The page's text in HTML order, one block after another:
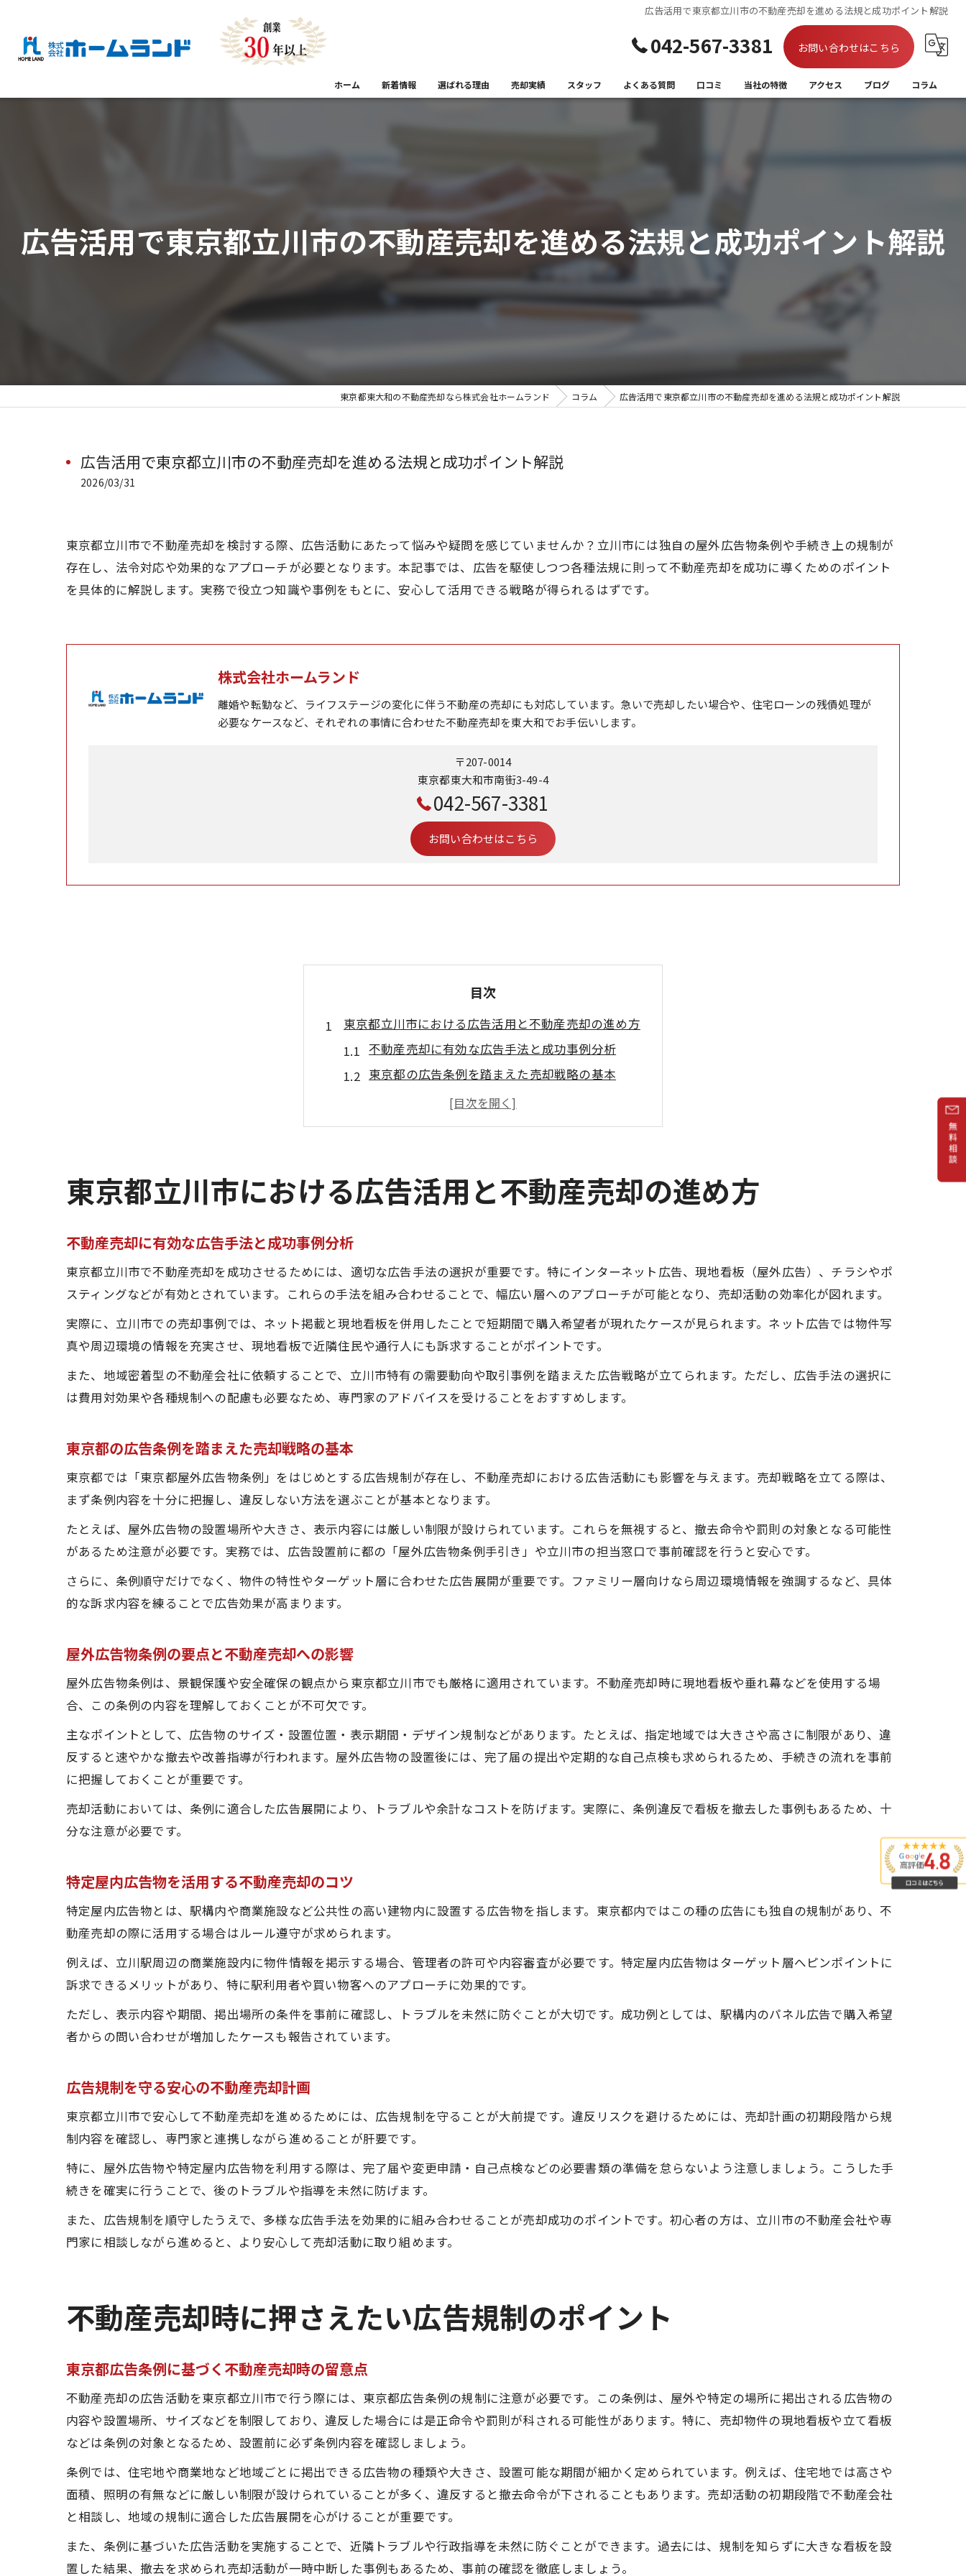
広告活用で東京都立川市の不動産売却を進める法規と成功ポイント解説
042-567-3381 お問い合わせはこちら
ホーム 新着情報 選ばれる理由 売却実績 スタッフ よくある質問 口コミ 当社の特徴
住み替え
アクセス ブログ コラム
広告活用で東京都立川市の不動産売却を進める法規と成功ポイント解説
東京都東大和の不動産売却なら株式会社ホームランド コラム 広告活用で東京都立川市の不動産売却を進める法規と成功ポイント解説
広告活用で東京都立川市の不動産売却を進める法規と成功ポイント解説
2026/03/31
東京都立川市で不動産売却を検討する際、広告活動にあたって悩みや疑問を感じていませんか？立川市には独自の屋外広告物条例や手続き上の規制が
存在し、法令対応や効果的なアプローチが必要となります。本記事では、広告を駆使しつつ各種法規に則って不動産売却を成功に導くためのポイント
を具体的に解説します。実務で役立つ知識や事例をもとに、安心して活用できる戦略が得られるはずです。
株式会社ホームランド
離婚や転勤など、ライフステージの変化に伴う不動産の売却にも対応しています。急いで売却したい場合や、住宅ローンの残債処理が
必要なケースなど、それぞれの事情に合わせた不動産売却を東大和でお手伝いします。
〒207-0014
東京都東大和市南街3-49-4
042-567-3381
お問い合わせはこちら
目次
東京都立川市における広告活用と不動産売却の進め方
不動産売却に有効な広告手法と成功事例分析
東京都の広告条例を踏まえた売却戦略の基本
屋外広告物条例の要点と不動産売却への影響
特定屋内広告物を活用する不動産売却のコツ
不動産売却時に押さえたい広告規制のポイント
東京都広告条例に基づく不動産売却時の留意点
自己点検を活かした安心の広告展開方法
屋外広告物変更申請と売却活動の関係性
屋外広告物条例に基づく売却戦略の実際
不動産売却を成功させる屋外広告の活用術
屋外広告物条例改正が売却活動へ与える影響
特定屋内広告物を取り入れた効果的な売却
不動産を売却するなら知っておきたい法律対応
不動産売却時に必要な広告物の法的手続き
東京都の広告条例改正と対応策のポイント
屋外広告物完了届提出の流れと注意点
広告物変更申請による売却活動の影響解説
屋外広告物条例に則った完了届の提出方法
特定屋内広告物の完了届手続きと注意点
条例改正が完了届に及ぼす影響をチェック
東京都の広告条例を意識した売却広告運用
改正条例のポイントを押さえた広告活用法
東京都立川市における広告活用と不動産売却の進め方
不動産売却に有効な広告手法と成功事例分析
東京都立川市で不動産売却を成功させるためには、適切な広告手法の選択が重要です。特にインターネット広告、現地看板（屋外広告）、チラシやポ
スティングなどが有効とされています。これらの手法を組み合わせることで、幅広い層へのアプローチが可能となり、売却活動の効率化が図れます。
実際に、立川市での売却事例では、ネット掲載と現地看板を併用したことで短期間で購入希望者が現れたケースが見られます。ネット広告では物件写
真や周辺環境の情報を充実させ、現地看板で近隣住民や通行人にも訴求することがポイントです。
また、地域密着型の不動産会社に依頼することで、立川市特有の需要動向や取引事例を踏まえた広告戦略が立てられます。ただし、広告手法の選択に
は費用対効果や各種規制への配慮も必要なため、専門家のアドバイスを受けることをおすすめします。
東京都の広告条例を踏まえた売却戦略の基本
東京都では「東京都屋外広告物条例」をはじめとする広告規制が存在し、不動産売却における広告活動にも影響を与えます。売却戦略を立てる際は、
まず条例内容を十分に把握し、違反しない方法を選ぶことが基本となります。
たとえば、屋外広告物の設置場所や大きさ、表示内容には厳しい制限が設けられています。これらを無視すると、撤去命令や罰則の対象となる可能性
があるため注意が必要です。実務では、広告設置前に都の「屋外広告物条例手引き」や立川市の担当窓口で事前確認を行うと安心です。
さらに、条例順守だけでなく、物件の特性やターゲット層に合わせた広告展開が重要です。ファミリー層向けなら周辺環境情報を強調するなど、具体
的な訴求内容を練ることで広告効果が高まります。
屋外広告物条例の要点と不動産売却への影響
屋外広告物条例は、景観保護や安全確保の観点から東京都立川市でも厳格に適用されています。不動産売却時に現地看板や垂れ幕などを使用する場
合、この条例の内容を理解しておくことが不可欠です。
主なポイントとして、広告物のサイズ・設置位置・表示期間・デザイン規制などがあります。たとえば、指定地域では大きさや高さに制限があり、違
反すると速やかな撤去や改善指導が行われます。屋外広告物の設置後には、完了届の提出や定期的な自己点検も求められるため、手続きの流れを事前
に把握しておくことが重要です。
売却活動においては、条例に適合した広告展開により、トラブルや余計なコストを防げます。実際に、条例違反で看板を撤去した事例もあるため、十
分な注意が必要です。
特定屋内広告物を活用する不動産売却のコツ
特定屋内広告物とは、駅構内や商業施設など公共性の高い建物内に設置する広告物を指します。東京都内ではこの種の広告にも独自の規制があり、不
動産売却の際に活用する場合はルール遵守が求められます。
例えば、立川駅周辺の商業施設内に物件情報を掲示する場合、管理者の許可や内容審査が必要です。特定屋内広告物はターゲット層へピンポイントに
訴求できるメリットがあり、特に駅利用者や買い物客へのアプローチに効果的です。
ただし、表示内容や期間、掲出場所の条件を事前に確認し、トラブルを未然に防ぐことが大切です。成功例としては、駅構内のパネル広告で購入希望
者からの問い合わせが増加したケースも報告されています。
広告規制を守る安心の不動産売却計画
東京都立川市で安心して不動産売却を進めるためには、広告規制を守ることが大前提です。違反リスクを避けるためには、売却計画の初期段階から規
制内容を確認し、専門家と連携しながら進めることが肝要です。
特に、屋外広告物や特定屋内広告物を利用する際は、完了届や変更申請・自己点検などの必要書類の準備を怠らないよう注意しましょう。こうした手
続きを確実に行うことで、後のトラブルや指導を未然に防げます。
また、広告規制を順守したうえで、多様な広告手法を効果的に組み合わせることが売却成功のポイントです。初心者の方は、立川市の不動産会社や専
門家に相談しながら進めると、より安心して売却活動に取り組めます。
不動産売却時に押さえたい広告規制のポイント
東京都広告条例に基づく不動産売却時の留意点
不動産売却の広告活動を東京都立川市で行う際には、東京都広告条例の規制に注意が必要です。この条例は、屋外や特定の場所に掲出される広告物の
内容や設置場所、サイズなどを制限しており、違反した場合には是正命令や罰則が科される可能性があります。特に、売却物件の現地看板や立て看板
などは条例の対象となるため、設置前に必ず条例内容を確認しましょう。
条例では、住宅地や商業地など地域ごとに掲出できる広告物の種類や大きさ、設置可能な期間が細かく定められています。例えば、住宅地では高さや
面積、照明の有無などに厳しい制限が設けられていることが多く、違反すると撤去命令が下されることもあります。売却活動の初期段階で不動産会社
と相談し、地域の規制に適合した広告展開を心がけることが重要です。
また、条例に基づいた広告活動を実施することで、近隣トラブルや行政指導を未然に防ぐことができます。過去には、規制を知らずに大きな看板を設
置した結果、撤去を求められ売却活動が一時中断した事例もあるため、事前の確認を徹底しましょう。